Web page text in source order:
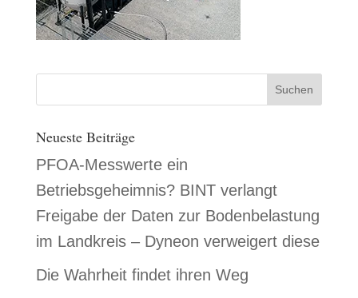
Neueste Beiträge
PFOA-Messwerte ein
Betriebsgeheimnis? BINT verlangt
Freigabe der Daten zur Bodenbelastung
im Landkreis – Dyneon verweigert diese
Die Wahrheit findet ihren Weg